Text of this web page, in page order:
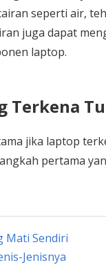
seperti air,
juga dapat
laptop.
Terkena
jika laptop
pertama
Mati Sendiri
Jenisnya